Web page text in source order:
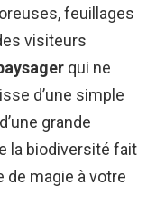
feuillages
visiteurs
qui ne
d’une simple
grande
la biodiversité fait
de magie à votre